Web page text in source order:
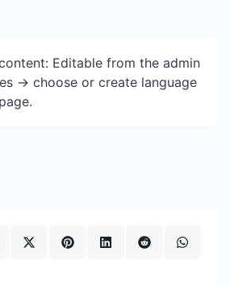
Editable from the admin
-> choose or create language